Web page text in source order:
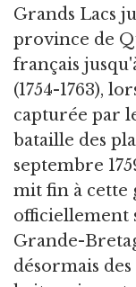
Grands Lacs
province de
français
(1754-1763),
capturée par
bataille des
septembre
mit fin à cette
officiellement
Grande-
désormais